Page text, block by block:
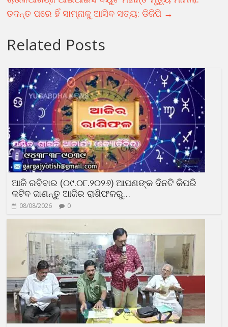
ତଦନ୍ତ ପରେ ହିଁ ସାମ୍ନାକୁ ଆସିବ ସତ୍ୟ: ଡିଜିପି →
Related Posts
ଆଜି ରବିବାର (୦୯.୦୮.୨୦୨୬) ଆପଣଙ୍କ ଦିନଟି କିପରି
କଟିବ ଜାଣନ୍ତୁ ଆଜିର ରାଶିଫଳରୁ…
08/08/2026 0